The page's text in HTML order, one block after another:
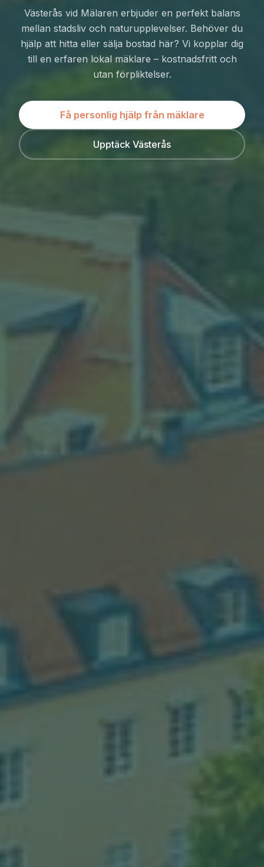
Västerås vid Mälaren erbjuder en perfekt balans
mellan stadsliv och naturupplevelser. Behöver du
hjälp att hitta eller sälja bostad här? Vi kopplar dig
till en erfaren lokal mäklare – kostnadsfritt och
utan förpliktelser.
Få personlig hjälp från mäklare
Upptäck Västerås